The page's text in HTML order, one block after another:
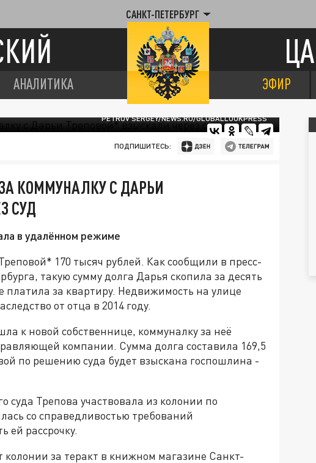
САНКТ-ПЕТЕРБУРГ
АНАЛИТИКА ЭФИР
PETROV SERGEY/NEWS.RU/GLOBALLOOKPRESS
ПОДПИШИТЕСЬ:
КОММУНАЛКУ С ДАРЬИ
СУД
в удалённом режиме
170 тысяч рублей. Как сообщили в пресс-
такую сумму долга Дарья скопила за десять
платила за квартиру. Недвижимость на улице
от отца в 2014 году.
к новой собственнице, коммуналку за неё
компании. Сумма долга составила 169,5
по решению суда будет взыскана госпошлина -
суда Трепова участвовала из колонии по
со справедливостью требований
ей рассрочку.
за теракт в книжном магазине Санкт-